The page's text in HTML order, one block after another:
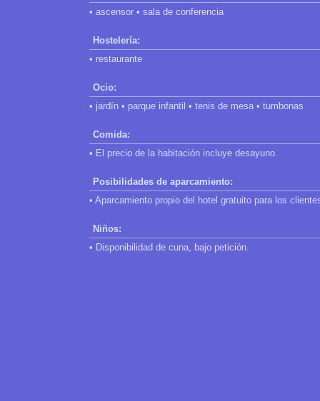
• ascensor • sala de conferencia
Hostelería:
• restaurante
Ocio:
• jardín • parque infantil • tenis de mesa • tumbonas
Comida:
• El precio de la habitación incluye desayuno.
Posibilidades de aparcamiento:
• Aparcamiento propio del hotel gratuito para los
Niños:
• Disponibilidad de cuna, bajo petición.